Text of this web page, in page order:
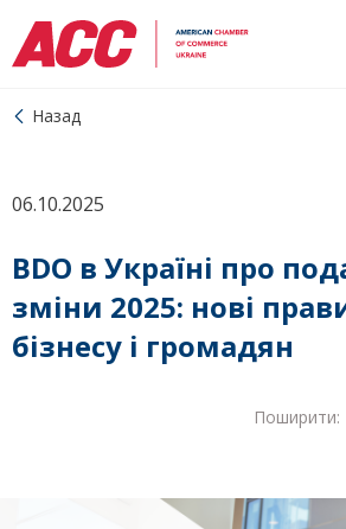
Назад
06.10.2025
BDO в Україні про
зміни 2025: нові
бізнесу і громадян
Поширити: